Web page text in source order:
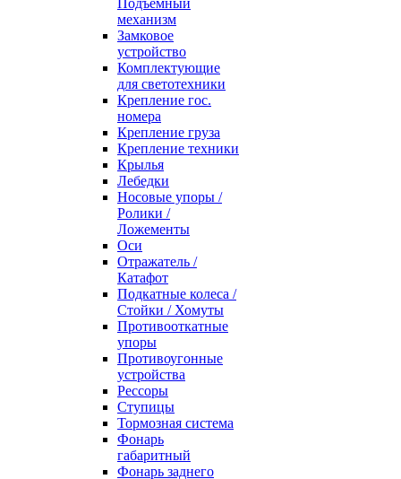
Подъёмный
механизм
Замковое
устройство
Комплектующие
для светотехники
Крепление гос.
номера
Крепление груза
Крепление техники
Крылья
Лебедки
Носовые упоры /
Ролики /
Ложементы
Оси
Отражатель /
Катафот
Подкатные колеса /
Стойки / Хомуты
Противооткатные
упоры
Противоугонные
устройства
Рессоры
Ступицы
Тормозная система
Фонарь
габаритный
Фонарь заднего